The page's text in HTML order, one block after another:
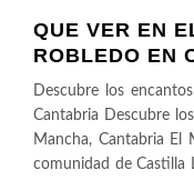
QUE VER EN
ROBLEDO EN
Descubre los
Cantabria Descubre
Mancha, Cantabria El
comunidad de Castilla